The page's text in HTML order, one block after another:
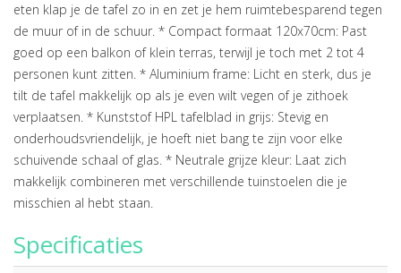
eten klap je de tafel zo in en zet je hem ruimtebesparend tegen
de muur of in de schuur. * Compact formaat 120x70cm: Past
goed op een balkon of klein terras, terwijl je toch met 2 tot 4
personen kunt zitten. * Aluminium frame: Licht en sterk, dus je
tilt de tafel makkelijk op als je even wilt vegen of je zithoek
verplaatsen. * Kunststof HPL tafelblad in grijs: Stevig en
onderhoudsvriendelijk, je hoeft niet bang te zijn voor elke
schuivende schaal of glas. * Neutrale grijze kleur: Laat zich
makkelijk combineren met verschillende tuinstoelen die je
misschien al hebt staan.
Specificaties